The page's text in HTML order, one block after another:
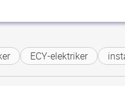
ECY-elektriker